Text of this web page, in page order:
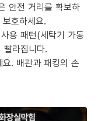
안전 거리를 확보하
호하세요.
용 패턴(세탁기 가동
라집니다.
. 배관과 패킹의 손